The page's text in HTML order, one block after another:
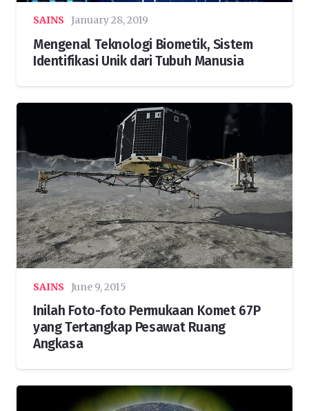
SAINS January 28, 2019
Mengenal Teknologi Biometik, Sistem
Identifikasi Unik dari Tubuh Manusia
SAINS June 9, 2015
Inilah Foto-foto Permukaan Komet 67P
yang Tertangkap Pesawat Ruang
Angkasa